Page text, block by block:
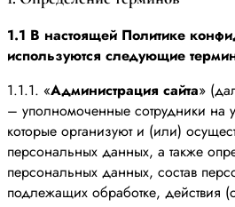
1.1 В настоящей Политике
используются следующие
1.1.1. «Администрация сайта»
– уполномоченные сотрудники на
которые организуют и (или)
персональных данных, а также
персональных данных, состав
подлежащих обработке, действия